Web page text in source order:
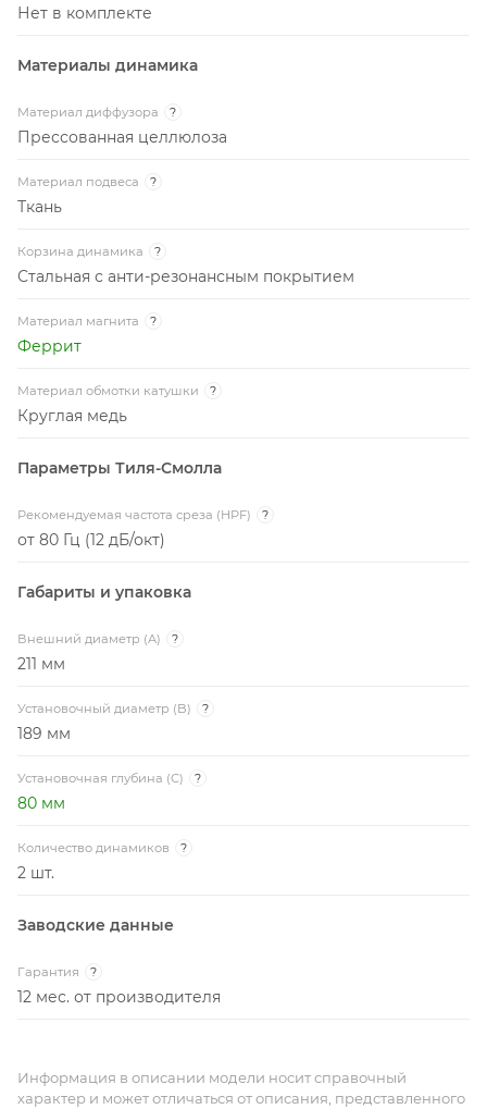
Нет в комплекте
Материалы динамика
Материал диффузора ?
Прессованная целлюлоза
Материал подвеса ?
Ткань
Корзина динамика ?
Стальная с анти-резонансным покрытием
Материал магнита ?
Феррит
Материал обмотки катушки ?
Круглая медь
Параметры Тиля-Смолла
Рекомендуемая частота среза (HPF) ?
от 80 Гц (12 дБ/окт)
Габариты и упаковка
Внешний диаметр (A) ?
211 мм
Установочный диаметр (B) ?
189 мм
Установочная глубина (C) ?
80 мм
Количество динамиков ?
2 шт.
Заводские данные
Гарантия ?
12 мес. от производителя
Информация в описании модели носит справочный
характер и может отличаться от описания, представленного